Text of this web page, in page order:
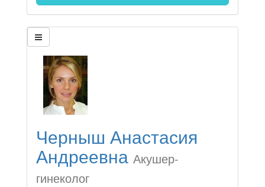
Черныш Анастасия
Андреевна Акушер-
гинеколог